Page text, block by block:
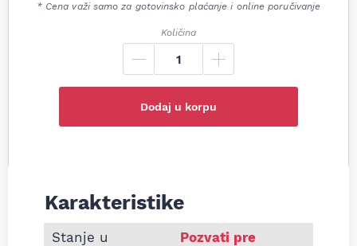
* Cena važi samo za gotovinsko plaćanje i online poručivanje
Količina
Dodaj u korpu
Informacije o Pk kaiš Continental 5PK1715
Karakteristike
Stanje u
Pozvati pre